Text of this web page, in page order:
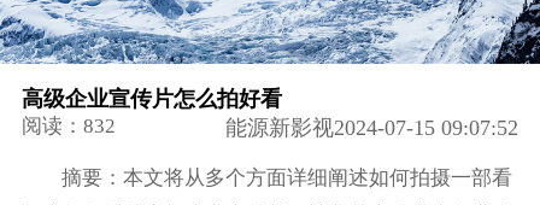
高级企业宣传片怎么拍好看
阅读：832 能源新影视2024-07-15 09:07:52
摘要：本文将从多个方面详细阐述如何拍摄一部看